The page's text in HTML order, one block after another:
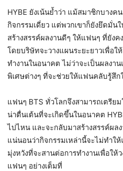
HYBE ยังเน้นย้ำว่า แม้สมาชิกบางค
กิจกรรมเดี่ยว แต่พวกเขาก็ยังยึดมั่น
สร้างสรรค์ผลงานดีๆ ให้แฟนๆ ที่ยัง
โดยบริษัทจะวางแผนระยะยาวเพื่อใ
ทำงานในอนาคต ไม่ว่าจะเป็นผลงา
พิเศษต่างๆ ที่จะช่วยให้แฟนคลับรู้สึ
แฟนๆ BTS ทั่วโลกจึงสามารถเตรีย
น่าตื่นเต้นที่จะเกิดขึ้นในอนาคต
ไปไหน และจะกลับมาสร้างสรรค์ผล
แน่นอนว่ากิจกรรมเหล่านี้จะไม่ทำใ
มุ่งหวังที่จะสานต่อการทำงานเพื่อให้
แฟนๆ อย่างเต็มที่